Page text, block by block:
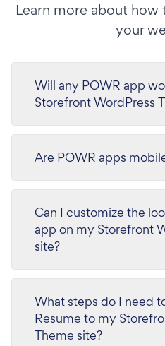
Learn more about
your
Will any POWR app
Storefront WordPress
Are POWR apps
Can I customize the
app on my Storefront
site?
What steps do I need
Resume to my
Theme site?